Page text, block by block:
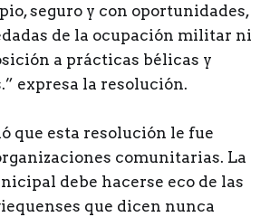
seguro y con oportunidades,
de la ocupación militar ni
a prácticas bélicas y
expresa la resolución.
que esta resolución le fue
comunitarias. La
debe hacerse eco de las
que dicen nunca